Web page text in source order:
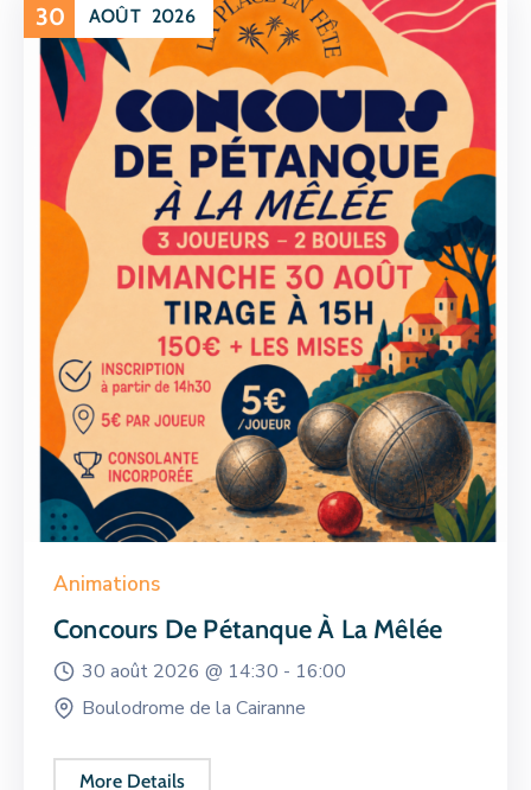
30 AOÛT 2026
Animations
Concours De Pétanque À La Mêlée
30 août 2026 @ 14:30 - 16:00
Boulodrome de la Cairanne
More Details